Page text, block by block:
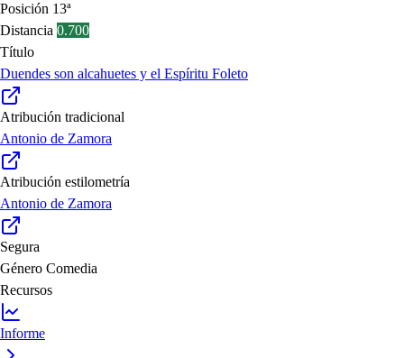
Posición 13ª
Distancia 0.700
Título
Duendes son alcahuetes y el Espíritu Foleto
Atribución tradicional
Antonio de Zamora
Atribución estilometría
Antonio de Zamora
Segura
Género Comedia
Recursos
Informe